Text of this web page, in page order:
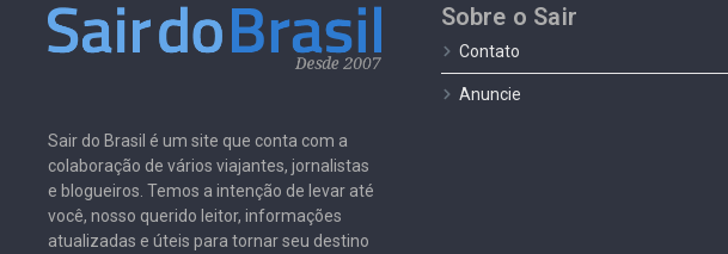
Sair do Brasil é um site que conta com a
colaboração de vários viajantes, jornalistas
e blogueiros. Temos a intenção de levar até
você, nosso querido leitor, informações
atualizadas e úteis para tornar seu destino
Sobre o Sair
Contato
Anuncie